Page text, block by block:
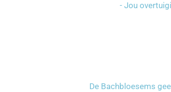
- Jou
De Bachbloesems